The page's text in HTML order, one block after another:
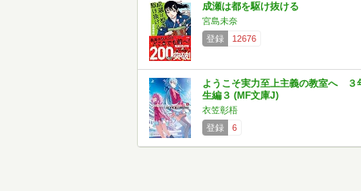
成瀬は都を駆け抜ける
宮島未奈
登録
12676
ようこそ実力至上主義の教室へ ３
生編３ (MF文庫J)
衣笠彰梧
登録
6